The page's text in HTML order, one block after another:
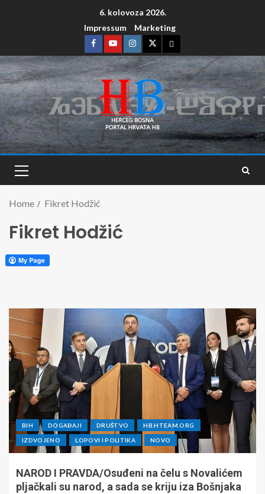
6. kolovoza 2026.
Impressum
Marketing
Home Fikret Hodžić
Fikret Hodžić
BIH DOGAĐAJI DRUŠTVO HB.HTEAM.ORG
IZDVOJENO LOPOVI I POLITIKA NOVO
NAROD I PRAVDA/Osuđeni na čelu s Novalićem
pljačkali su narod, a sada se kriju iza Bošnjaka